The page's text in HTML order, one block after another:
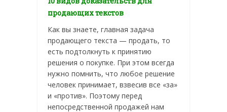
продающих текстов
Как вы знаете, главная задача
продающего текста — продать, то
есть подтолкнуть к принятию
решения о покупке. При этом всегда
нужно помнить, что любое решение
человек принимает, взвесив все «за»
и «против». Поэтому перед
непосредственной продажей нам